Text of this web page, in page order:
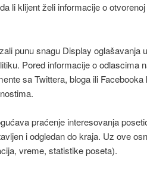
li klijent želi informacije o
punu snagu Display oglašavanja
Pored informacije o odlascima
sa Twittera, bloga ili
praćenje interesovanja
i odgledan do kraja. Uz ove
vreme, statistike poseta).